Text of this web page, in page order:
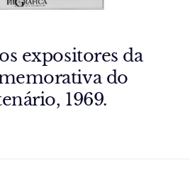
expositores da
do
1969.